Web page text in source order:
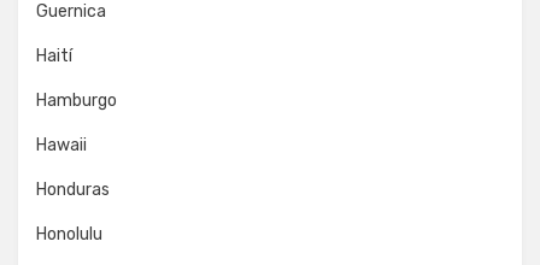
Guernica
Haití
Hamburgo
Hawaii
Honduras
Honolulu